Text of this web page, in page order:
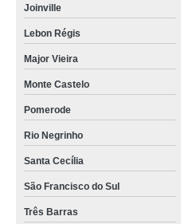
Joinville
Lebon Régis
Major Vieira
Monte Castelo
Pomerode
Rio Negrinho
Santa Cecília
São Francisco do Sul
Três Barras